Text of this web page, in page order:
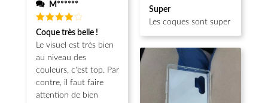
M******
Note4
sur 5
Coque très belle !
Le visuel est très bien
au niveau des
couleurs, c'est top. Par
contre, il faut faire
attention de bien
Note
sur 5
Super
Les coques sont super